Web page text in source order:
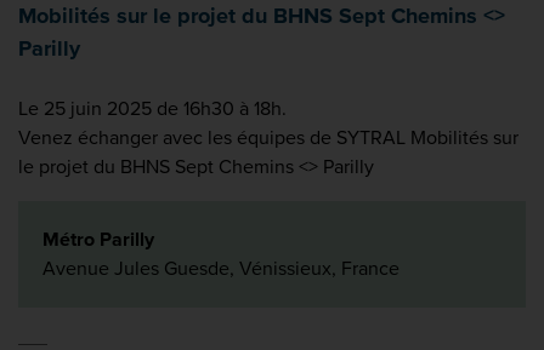
Mobilités sur le projet du BHNS Sept Chemins <>
Parilly
Le 25 juin 2025 de 16h30 à 18h.
Venez échanger avec les équipes de SYTRAL Mobilités sur
le projet du BHNS Sept Chemins <> Parilly
Métro Parilly
Avenue Jules Guesde, Vénissieux, France